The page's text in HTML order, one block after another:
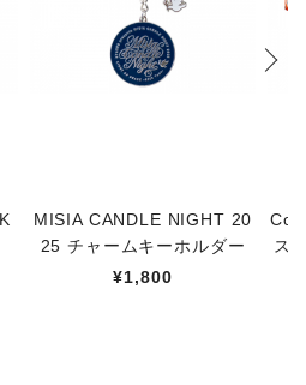
MISIA CANDLE NIGHT 20
25 チャームキーホルダー
¥1,800
ス